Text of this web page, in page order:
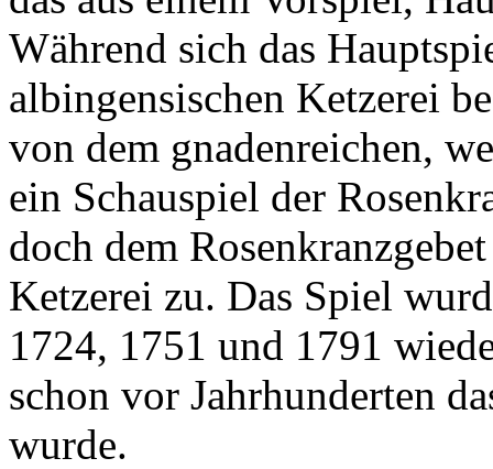
Während sich das
albingensischen Ketzerei
von dem gnadenreichen,
ein Schauspiel der
doch dem
Ketzerei zu. Das Spiel
1724, 1751 und 1791
schon vor Jahrhunderten
wurde.